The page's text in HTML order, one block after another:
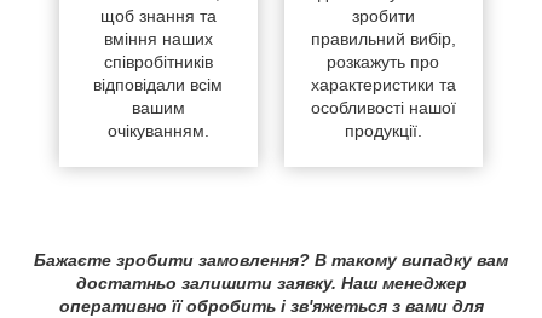
щоб знання та
вміння наших
співробітників
відповідали всім
вашим
очікуванням.
зробити
правильний вибір,
розкажуть про
характеристики та
особливості нашої
продукції.
Бажаєте зробити замовлення? В такому випадку вам
достатньо залишити заявку. Наш менеджер
оперативно її обробить і зв'яжеться з вами для